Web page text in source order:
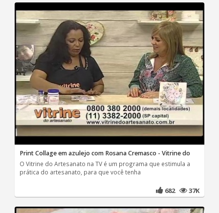
Print Collage em azulejo com Rosana Cremasco - Vitrine do
O Vitrine do Artesanato na TV é um programa que estimula a
prática do artesanato, para que você tenha
682 37K